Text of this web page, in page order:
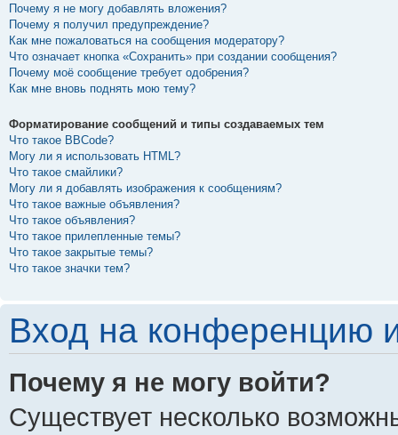
Почему я не могу добавлять вложения?
Почему я получил предупреждение?
Как мне пожаловаться на сообщения модератору?
Что означает кнопка «Сохранить» при создании сообщения?
Почему моё сообщение требует одобрения?
Как мне вновь поднять мою тему?
Форматирование сообщений и типы создаваемых тем
Что такое BBCode?
Могу ли я использовать HTML?
Что такое смайлики?
Могу ли я добавлять изображения к сообщениям?
Что такое важные объявления?
Что такое объявления?
Что такое прилепленные темы?
Что такое закрытые темы?
Что такое значки тем?
Вход на конференцию
Почему я не могу войти?
Существует несколько